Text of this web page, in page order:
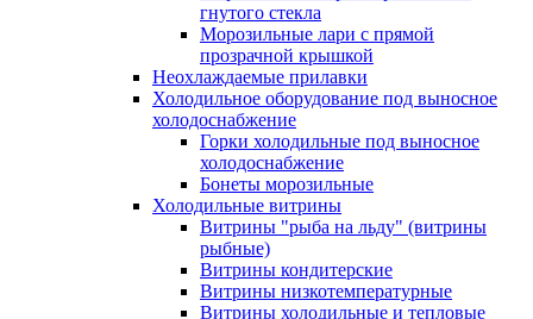
гнутого стекла
Морозильные лари с прямой
прозрачной крышкой
Неохлаждаемые прилавки
Холодильное оборудование под выносное
холодоснабжение
Горки холодильные под выносное
холодоснабжение
Бонеты морозильные
Холодильные витрины
Витрины "рыба на льду" (витрины
рыбные)
Витрины кондитерские
Витрины низкотемпературные
Витрины холодильные и тепловые